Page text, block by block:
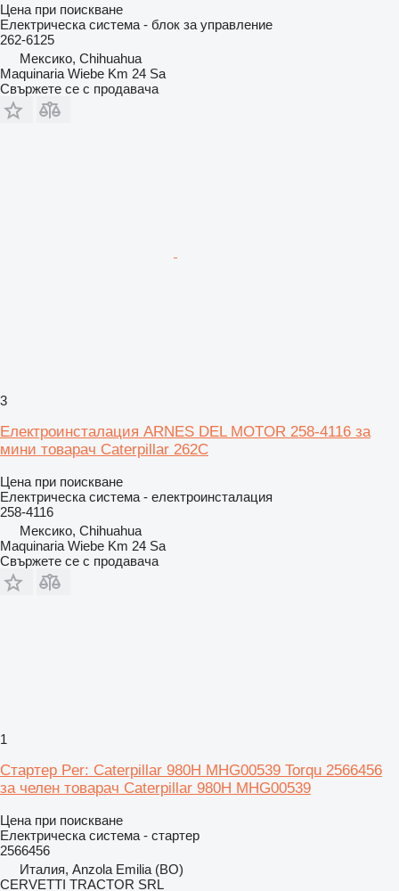
Цена при поискване
Електрическа система - блок за управление
262-6125
Мексико, Chihuahua
Maquinaria Wiebe Km 24 Sa
Свържете се с продавача
3
Електроинсталация ARNES DEL MOTOR 258-4116 за
мини товарач Caterpillar 262C
Цена при поискване
Електрическа система - електроинсталация
258-4116
Мексико, Chihuahua
Maquinaria Wiebe Km 24 Sa
Свържете се с продавача
1
Стартер Per: Caterpillar 980H MHG00539 Torqu 2566456
за челен товарач Caterpillar 980H MHG00539
Цена при поискване
Електрическа система - стартер
2566456
Италия, Anzola Emilia (BO)
CERVETTI TRACTOR SRL